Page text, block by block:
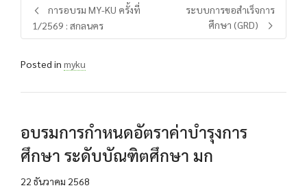
การอบรม MY-KU ครั้งที่
1/2569 : สกลนคร
ระบบการขอสำเร็จการ
ศึกษา (GRD)
Posted in myku
อบรมการกำหนดอัตราค่าบำรุงการ
ศึกษา ระดับบัณฑิตศึกษา มก
22 ธันวาคม 2568